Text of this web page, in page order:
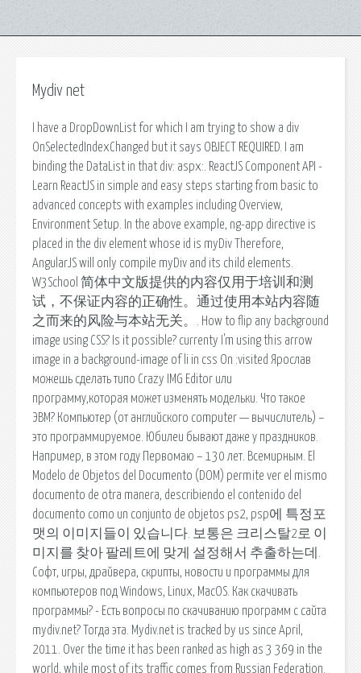
Mydiv net
I have a DropDownList for which I am trying to show a div
OnSelectedIndexChanged but it says OBJECT REQUIRED. I am
binding the DataList in that div: aspx:. ReactJS Component API -
Learn ReactJS in simple and easy steps starting from basic to
advanced concepts with examples including Overview,
Environment Setup. In the above example, ng-app directive is
placed in the div element whose id is myDiv Therefore,
AngularJS will only compile myDiv and its child elements.
W3School 简体中文版提供的内容仅用于培训和测
试，不保证内容的正确性。通过使用本站内容随
之而来的风险与本站无关。. How to flip any background
image using CSS? Is it possible? currenty I'm using this arrow
image in a background-image of li in css On :visited Ярослав
можешь сделать типо Crazy IMG Editor или
программу,которая может изменять модельки. Что такое
ЭВМ? Компьютер (от английского computer — вычислитель) –
это программируемое. Юбилеи бывают даже у праздников.
Например, в этом году Первомаю – 130 лет. Всемирным. El
Modelo de Objetos del Documento (DOM) permite ver el mismo
documento de otra manera, describiendo el contenido del
documento como un conjunto de objetos ps2, psp에 특정포
맷의 이미지들이 있습니다. 보통은 크리스탈2로 이
미지를 찾아 팔레트에 맞게 설정해서 추출하는데.
Софт, игры, драйвера, скрипты, новости и программы для
компьютеров под Windows, Linux, MacOS. Как скачивать
программы? - Есть вопросы по скачиванию программ с сайта
mydiv.net? Тогда эта. Mydiv.net is tracked by us since April,
2011. Over the time it has been ranked as high as 3 369 in the
world, while most of its traffic comes from Russian Federation.